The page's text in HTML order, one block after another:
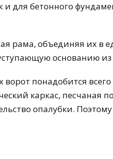
для бетонного
рама, объединяя их
основанию из
понадобится
каркас, песчаная
опалубки.